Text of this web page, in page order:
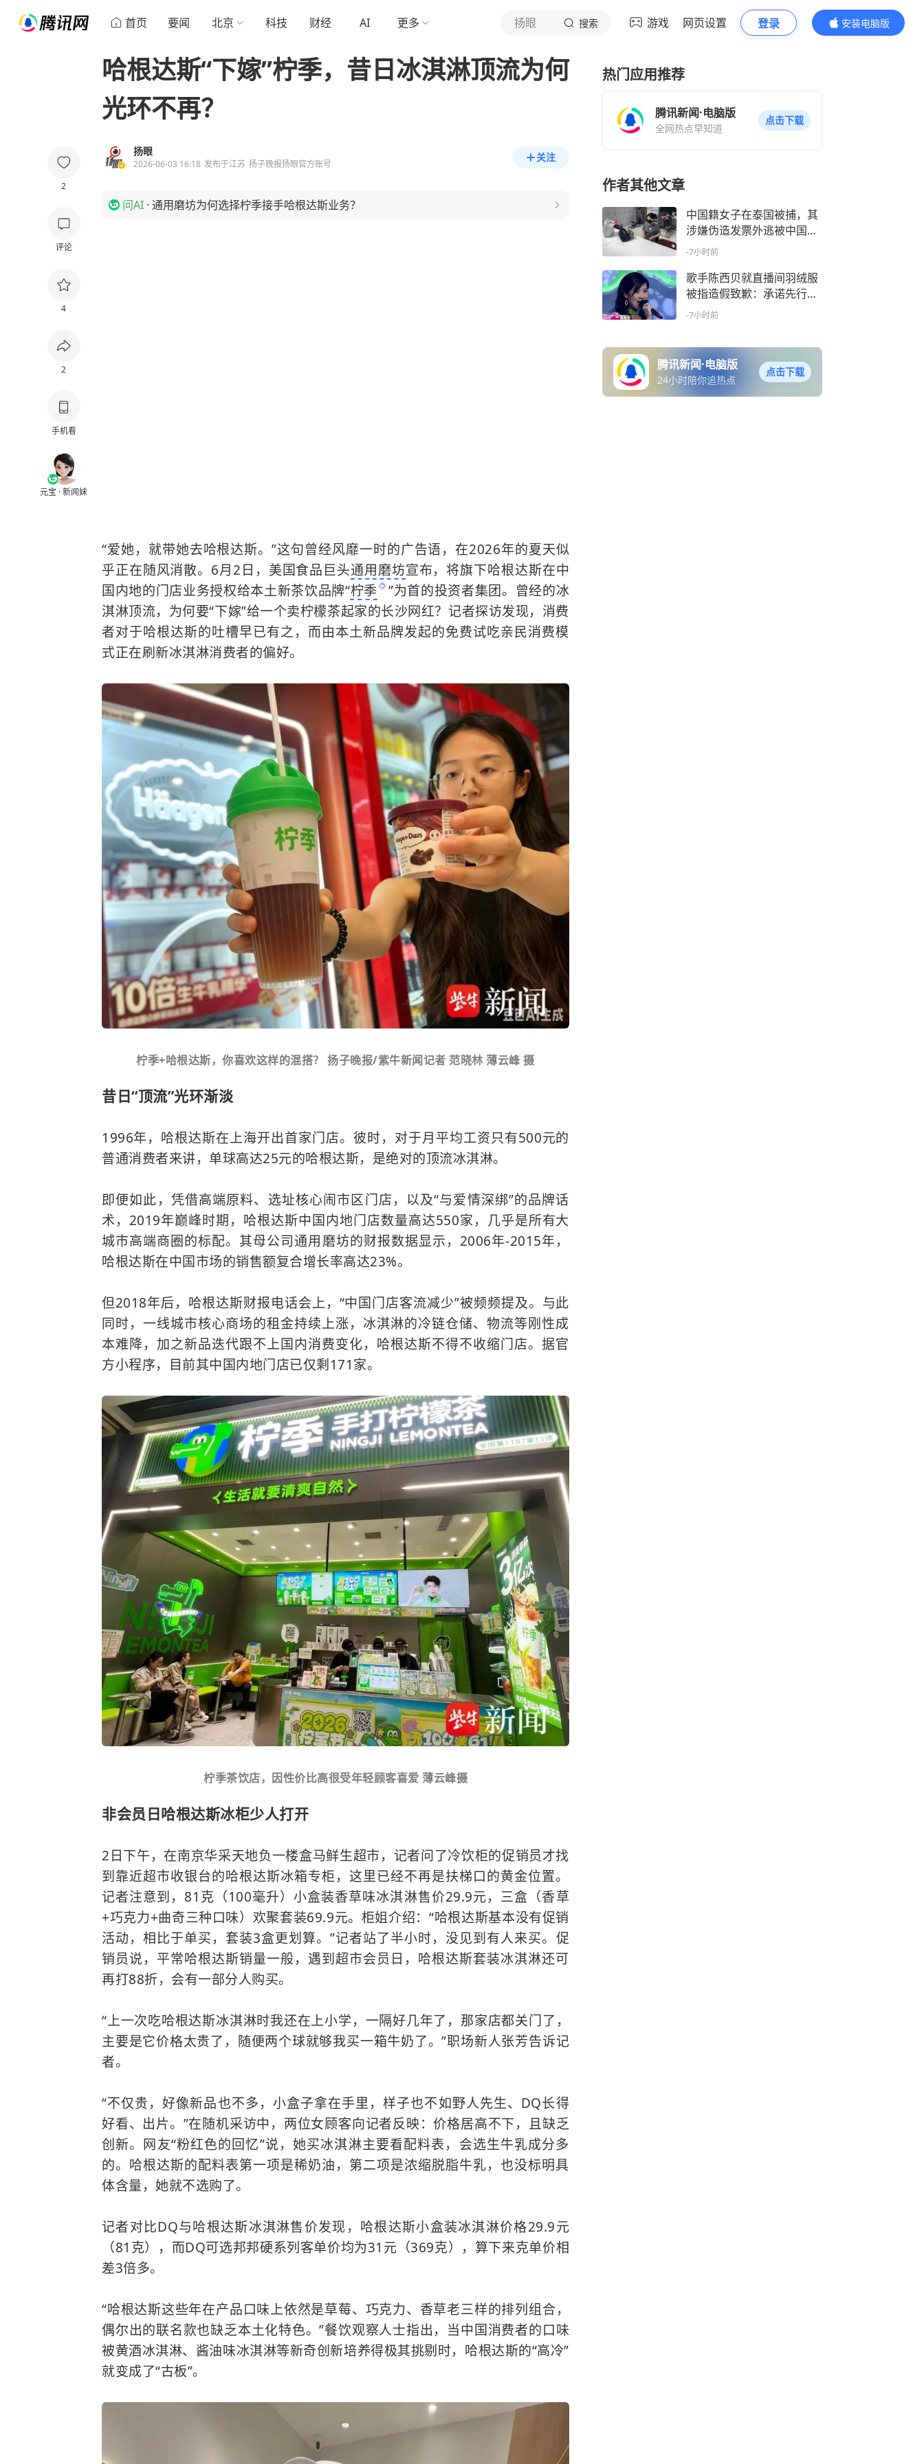
首页 要闻 北京 科技 财经 AI 更多 扬眼 搜索 游戏 网页设置 登录
安装电脑版
内容更精彩
2
评论
4
2
手机看
元宝 · 新闻妹
哈根达斯“下嫁”柠季，昔日冰淇淋顶流为何
光环不再？
扬眼
2026-06-03 16:18 发布于江苏 扬子晚报扬眼官方账号
关注
问AI · 通用磨坊为何选择柠季接手哈根达斯业务？
“爱她，就带她去哈根达斯。”这句曾经风靡一时的广告语，在2026年的夏天似
乎正在随风消散。 6月2日，美国食品巨头通用磨坊宣布，将旗下哈根达斯在中
国内地的门店业务授权给本土新茶饮品牌“柠季
”为首的投资者集团。曾经的冰
淇淋顶流，为何要“下嫁”给一个卖柠檬茶起家的长沙网红？记者探访发现，消费
者对于哈根达斯的吐槽早已有之，而由本土新品牌发起的免费试吃亲民消费模
式正在刷新冰淇淋消费者的偏好。
柠季+哈根达斯，你喜欢这样的混搭？ 扬子晚报/紫牛新闻记者 范晓林 薄云峰 摄
昔日“顶流”光环渐淡
1996年，哈根达斯在上海开出首家门店。彼时，对于月平均工资只有500元的
普通消费者来讲，单球高达25元的哈根达斯，是绝对的顶流冰淇淋。
即便如此，凭借高端原料、选址核心闹市区门店，以及“与爱情深绑”的品牌话
术，2019年巅峰时期，哈根达斯中国内地门店数量高达550家，几乎是所有大
城市高端商圈的标配。其母公司通用磨坊的财报数据显示，2006年-2015年，
哈根达斯在中国市场的销售额复合增长率高达23%。
但2018年后，哈根达斯财报电话会上，“中国门店客流减少”被频频提及。与此
同时，一线城市核心商场的租金持续上涨，冰淇淋的冷链仓储、物流等刚性成
本难降，加之新品迭代跟不上国内消费变化，哈根达斯不得不收缩门店。据官
方小程序，目前其中国内地门店已仅剩171家。
柠季茶饮店，因性价比高很受年轻顾客喜爱 薄云峰摄
非会员日哈根达斯冰柜少人打开
2日下午，在南京华采天地负一楼盒马鲜生超市，记者问了冷饮柜的促销员才找
到靠近超市收银台的哈根达斯冰箱专柜，这里已经不再是扶梯口的黄金位置。
记者注意到，81克（100毫升）小盒装香草味冰淇淋售价29.9元，三盒（香草
+巧克力+曲奇三种口味）欢聚套装69.9元。柜姐介绍：“哈根达斯基本没有促销
活动，相比于单买，套装3盒更划算。”记者站了半小时，没见到有人来买。促
销员说，平常哈根达斯销量一般，遇到超市会员日，哈根达斯套装冰淇淋还可
再打88折，会有一部分人购买。
“上一次吃哈根达斯冰淇淋时我还在上小学，一隔好几年了，那家店都关门了，
主要是它价格太贵了，随便两个球就够我买一箱牛奶了。”职场新人张芳告诉记
者。
“不仅贵，好像新品也不多，小盒子拿在手里，样子也不如野人先生、 DQ长得
好看、出片。”在随机采访中，两位女顾客向记者反映：价格居高不下，且缺乏
创新。网友“粉红色的回忆”说，她买冰淇淋主要看配料表，会选生牛乳成分多
的。哈根达斯的配料表第一项是稀奶油，第二项是浓缩脱脂牛乳，也没标明具
体含量，她就不选购了。
记者对比DQ与哈根达斯冰淇淋售价发现，哈根达斯小盒装冰淇淋价格29.9元
（81克），而DQ可选邦邦硬系列客单价均为31元（369克），算下来克单价相
差3倍多。
“哈根达斯这些年在产品口味上依然是草莓、巧克力、香草老三样的排列组合，
偶尔出的联名款也缺乏本土化特色。”餐饮观察人士指出，当中国消费者的口味
被黄酒冰淇淋、酱油味冰淇淋等新奇创新培养得极其挑剔时，哈根达斯的“高冷”
就变成了“古板”。
热门应用推荐
腾讯新闻·电脑版
全网热点早知道
点击下载
作者其他文章
中国籍女子在泰国被捕，其
涉嫌伪造发票外逃被中国警
方通缉，涉案金额3500万
处、发型、着装及职业
-7小时前
歌手陈西贝就直播间羽绒服
被指造假致歉：承诺先行全
额退款，涉事销售额约300
-7小时前
腾讯新闻·电脑版
24小时陪你追热点
点击下载